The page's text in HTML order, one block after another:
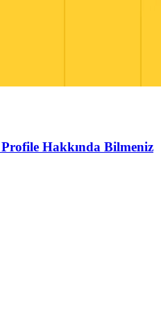
Hakkında Bilmeniz